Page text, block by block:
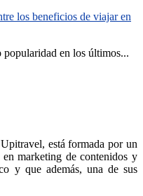
los beneficios de viajar en
popularidad en los últimos...
está formada por un
marketing de contenidos y
y que además, una de sus